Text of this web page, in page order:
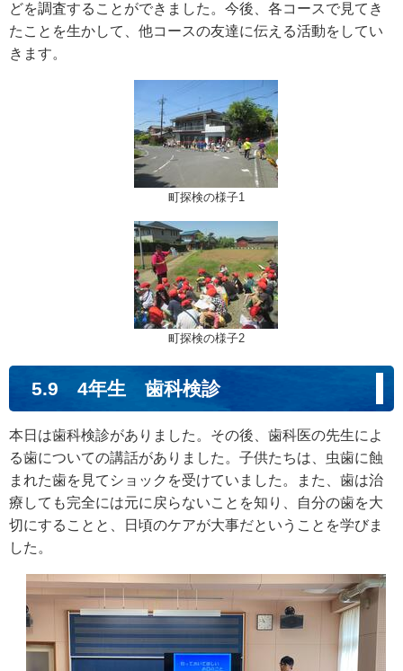
どを調査することができました。今後、各コースで見てき
たことを生かして、他コースの友達に伝える活動をしてい
きます。
町探検の様子1
町探検の様子2
5.9 4年生 歯科検診
本日は歯科検診がありました。その後、歯科医の先生によ
る歯についての講話がありました。子供たちは、虫歯に蝕
まれた歯を見てショックを受けていました。また、歯は治
療しても完全には元に戻らないことを知り、自分の歯を大
切にすることと、日頃のケアが大事だということを学びま
した。